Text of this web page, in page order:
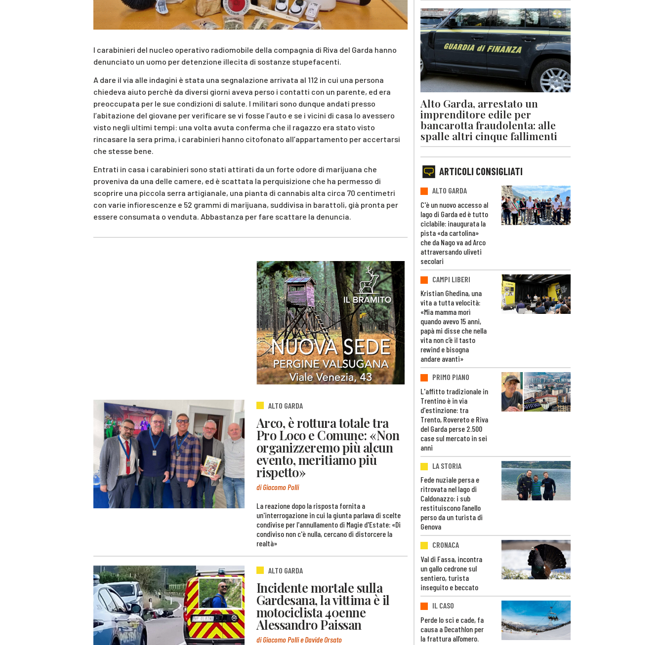
I carabinieri del nucleo operativo radiomobile della compagnia di Riva del Garda hanno
denunciato un uomo per detenzione illecita di sostanze stupefacenti.
A dare il via alle indagini è stata una segnalazione arrivata al 112 in cui una persona
chiedeva aiuto perchè da diversi giorni aveva perso i contatti con un parente, ed era
preoccupata per le sue condizioni di salute. I militari sono dunque andati presso
l’abitazione del giovane per verificare se vi fosse l’auto e se i vicini di casa lo avessero
visto negli ultimi tempi: una volta avuta conferma che il ragazzo era stato visto
rincasare la sera prima, i carabinieri hanno citofonato all’appartamento per accertarsi
che stesse bene.
Entrati in casa i carabinieri sono stati attirati da un forte odore di marijuana che
proveniva da una delle camere, ed è scattata la perquisizione che ha permesso di
scoprire una piccola serra artigianale, una pianta di cannabis alta circa 70 centimetri
con varie infiorescenze e 52 grammi di marijuana, suddivisa in barattoli, già pronta per
essere consumata o venduta. Abbastanza per fare scattare la denuncia.
ALTO GARDA
Arco, è rottura totale tra
Pro Loco e Comune: «Non
organizzeremo più alcun
evento, meritiamo più
rispetto»
di Giacomo Polli
La reazione dopo la risposta fornita a
un'interrogazione in cui la giunta parlava di scelte
condivise per l'annullamento di Magie d'Estate: «Di
condiviso non c'è nulla, cercano di distorcere la
realtà»
ALTO GARDA
Incidente mortale sulla
Gardesana, la vittima è il
motociclista 40enne
Alessandro Paissan
di Giacomo Polli e Davide Orsato
Alto Garda, arrestato un
imprenditore edile per
bancarotta fraudolenta: alle
spalle altri cinque fallimenti
ARTICOLI CONSIGLIATI
ALTO GARDA
C'è un nuovo accesso al
lago di Garda ed è tutto
ciclabile: inaugurata la
pista «da cartolina»
che da Nago va ad Arco
attraversando uliveti
secolari
CAMPI LIBERI
Kristian Ghedina, una
vita a tutta velocità:
«Mia mamma morì
quando avevo 15 anni,
papà mi disse che nella
vita non c’è il tasto
rewind e bisogna
andare avanti»
PRIMO PIANO
L'affitto tradizionale in
Trentino è in via
d'estinzione: tra
Trento, Rovereto e Riva
del Garda perse 2.500
case sul mercato in sei
anni
LA STORIA
Fede nuziale persa e
ritrovata nel lago di
Caldonazzo: i sub
restituiscono l’anello
perso da un turista di
Genova
CRONACA
Val di Fassa, incontra
un gallo cedrone sul
sentiero, turista
inseguito e beccato
IL CASO
Perde lo sci e cade, fa
causa a Decathlon per
la frattura all’omero.